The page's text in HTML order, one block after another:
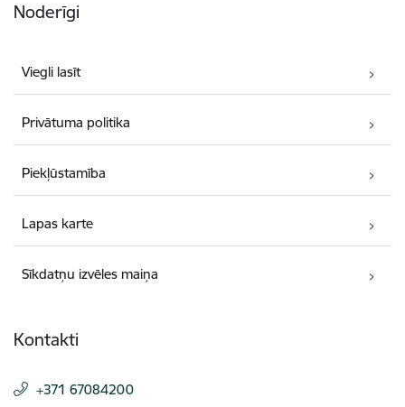
Noderīgi
Viegli lasīt
Privātuma politika
Piekļūstamība
Lapas karte
Sīkdatņu izvēles maiņa
Kontakti
+371 67084200